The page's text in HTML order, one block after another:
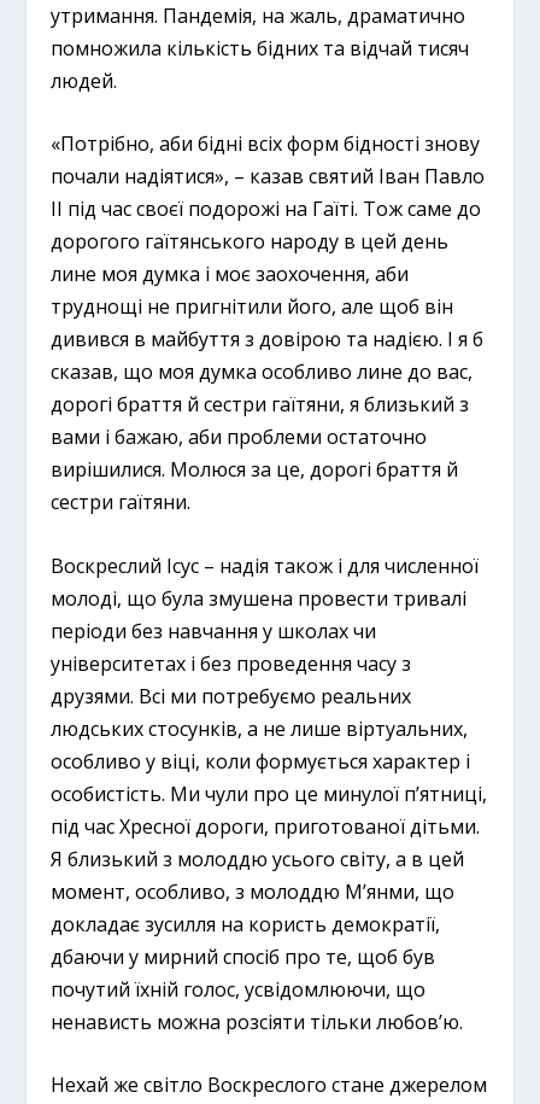
утримання. Пандемія, на жаль, драматично
помножила кількість бідних та відчай тисяч
людей.
«Потрібно, аби бідні всіх форм бідності знову
почали надіятися», – казав святий Іван Павло
ІІ під час своєї подорожі на Гаїті. Тож саме до
дорогого гаїтянського народу в цей день
лине моя думка і моє заохочення, аби
труднощі не пригнітили його, але щоб він
дивився в майбуття з довірою та надією. І я б
сказав, що моя думка особливо лине до вас,
дорогі браття й сестри гаїтяни, я близький з
вами і бажаю, аби проблеми остаточно
вирішилися. Молюся за це, дорогі браття й
сестри гаїтяни.
Воскреслий Ісус – надія також і для численної
молоді, що була змушена провести тривалі
періоди без навчання у школах чи
університетах і без проведення часу з
друзями. Всі ми потребуємо реальних
людських стосунків, а не лише віртуальних,
особливо у віці, коли формується характер і
особистість. Ми чули про це минулої п’ятниці,
під час Хресної дороги, приготованої дітьми.
Я близький з молоддю усього світу, а в цей
момент, особливо, з молоддю М’янми, що
докладає зусилля на користь демократії,
дбаючи у мирний спосіб про те, щоб був
почутий їхній голос, усвідомлюючи, що
ненависть можна розсіяти тільки любов’ю.
Нехай же світло Воскреслого стане джерелом